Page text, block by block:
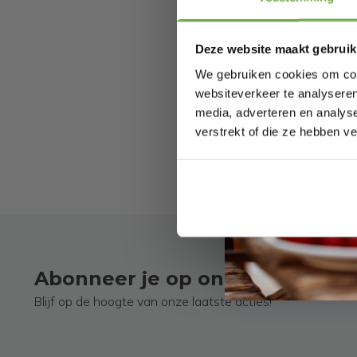
Deze website maakt
We gebruiken cookies om
websiteverkeer te
media, adverteren en
verstrekt of die ze hebben
Of je
Weet
Abonneer je op onze
Blijf op de hoogte van onze laatste acties!